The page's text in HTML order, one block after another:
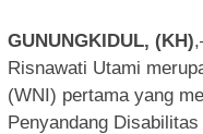
GUNUNGKIDUL, (KH)
Risnawati Utami
(WNI) pertama yang
Penyandang